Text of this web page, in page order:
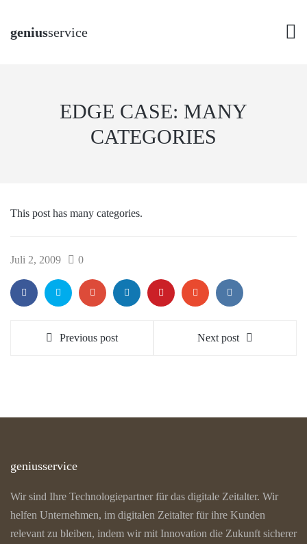
geniusservice
EDGE CASE: MANY
CATEGORIES
This post has many categories.
Juli 2, 2009 0
Previous post Next post
geniusservice
Wir sind Ihre Technologiepartner für das digitale Zeitalter. Wir
helfen Unternehmen, im digitalen Zeitalter für ihre Kunden
relevant zu bleiben, indem wir mit Innovation die Zukunft sicherer